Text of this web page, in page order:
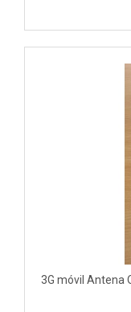
3G móvil Antena